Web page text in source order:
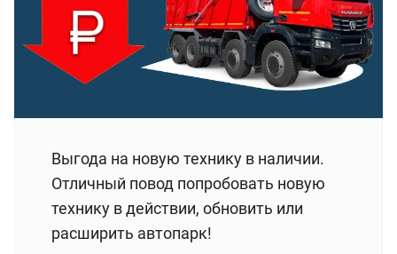
Выгода на новую технику в наличии.
Отличный повод попробовать новую
технику в действии, обновить или
расширить автопарк!